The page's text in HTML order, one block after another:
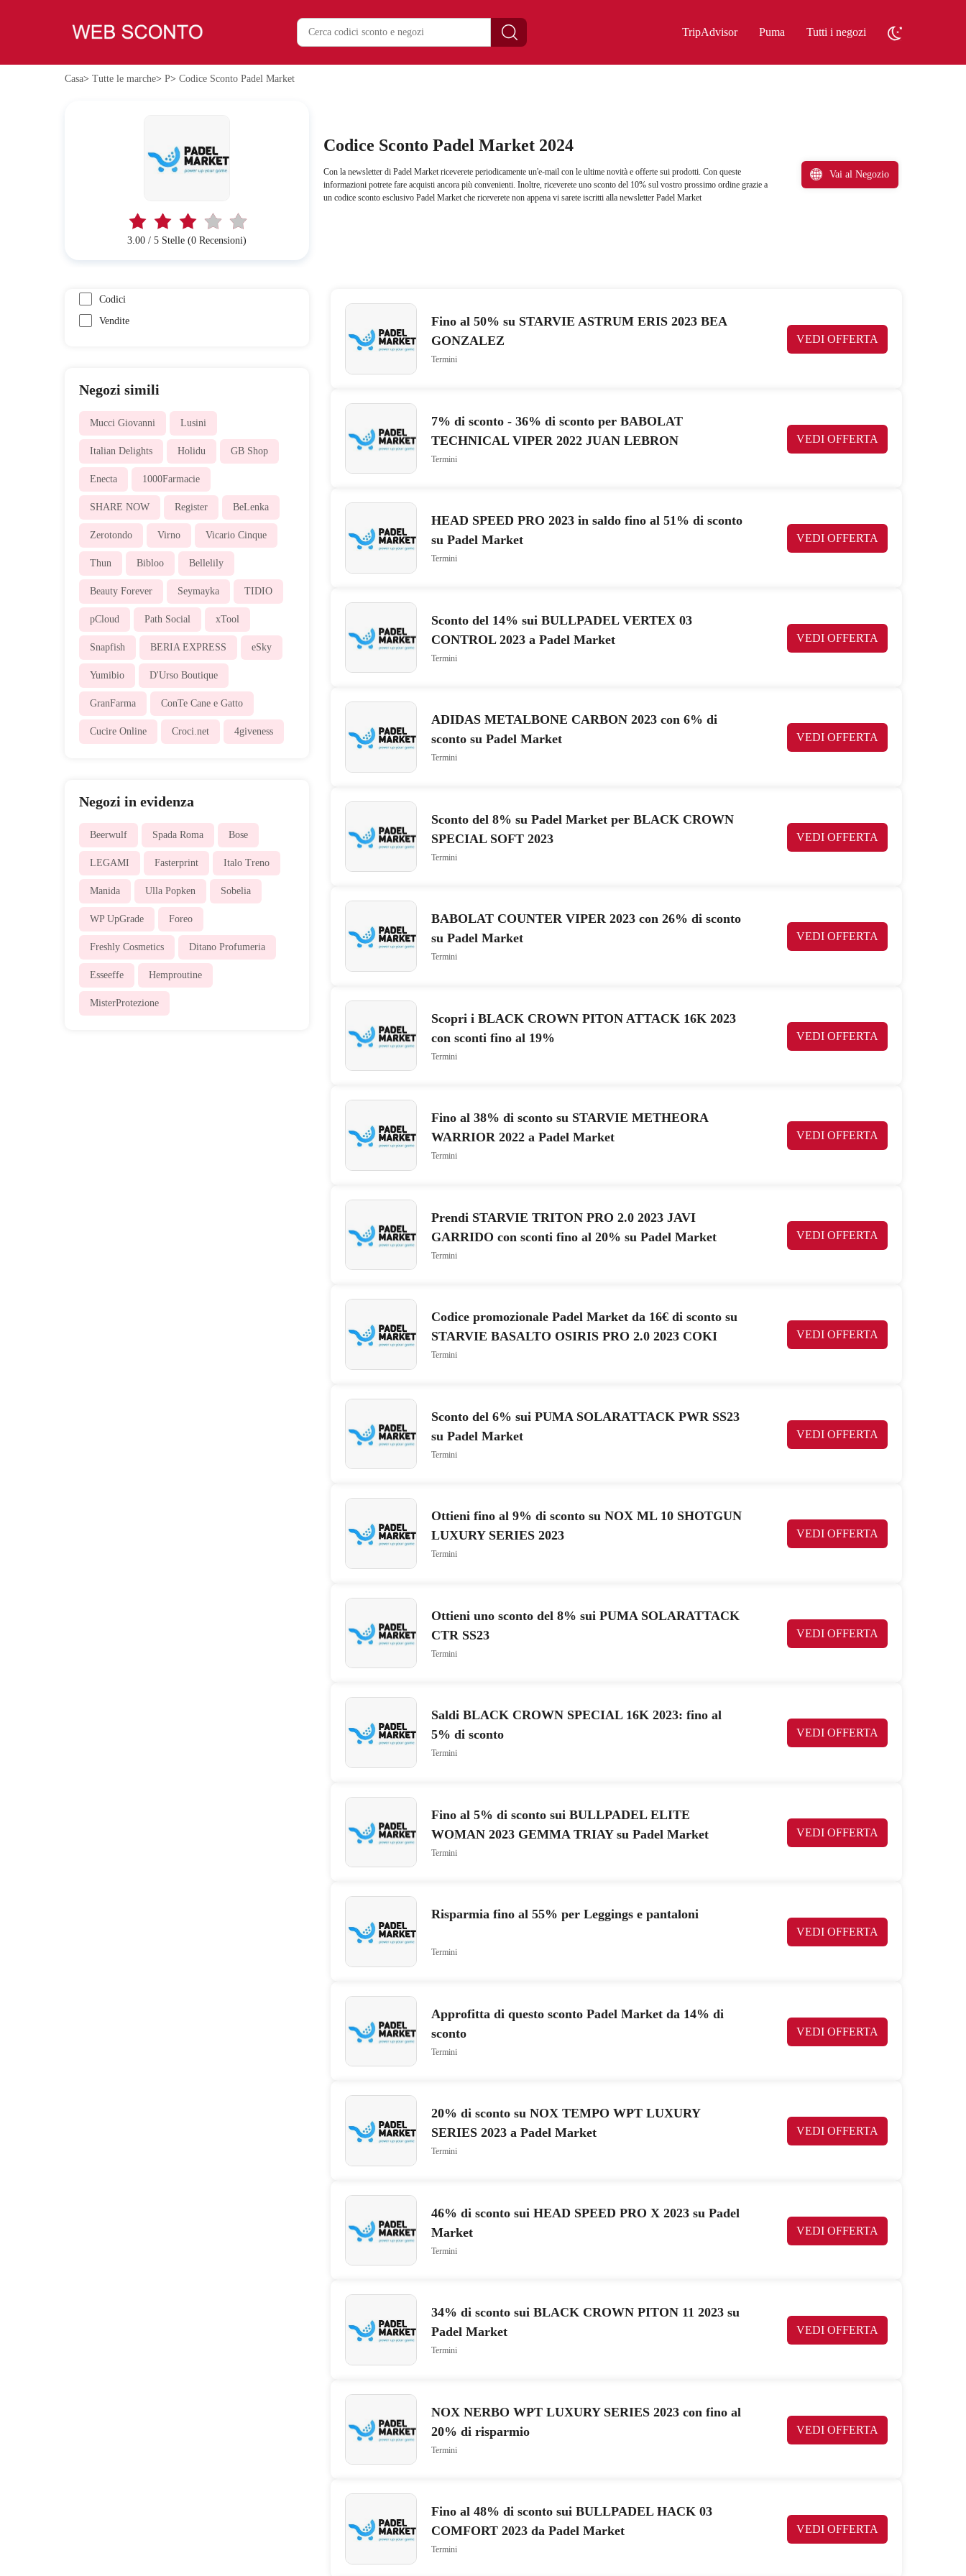
TripAdvisor Puma Tutti i negozi
Casa> Tutte le marche> P> Codice Sconto Padel Market
3.00 / 5 Stelle (0 Recensioni)
Codice Sconto Padel Market 2024
Con la newsletter di Padel Market riceverete periodicamente un'e-mail con le ultime novità e offerte sui prodotti. Con queste
informazioni potrete fare acquisti ancora più convenienti. Inoltre, riceverete uno sconto del 10% sul vostro prossimo ordine grazie a
un codice sconto esclusivo Padel Market che riceverete non appena vi sarete iscritti alla newsletter Padel Market
Vai al Negozio
Codici
Vendite
Negozi simili
Mucci Giovanni Lusini
Italian Delights Holidu GB Shop
Enecta 1000Farmacie
SHARE NOW Register BeLenka
Zerotondo Virno Vicario Cinque
Thun Bibloo Bellelily
Beauty Forever Seymayka TIDIO
pCloud Path Social xTool
Snapfish BERIA EXPRESS eSky
Yumibio D'Urso Boutique
GranFarma ConTe Cane e Gatto
Cucire Online Croci.net 4giveness
Negozi in evidenza
Beerwulf Spada Roma Bose
LEGAMI Fasterprint Italo Treno
Manida Ulla Popken Sobelia
WP UpGrade Foreo
Freshly Cosmetics Ditano Profumeria
Esseeffe Hemproutine
MisterProtezione
Fino al 50% su STARVIE ASTRUM ERIS 2023 BEA
GONZALEZ
VEDI OFFERTA
Termini
7% di sconto - 36% di sconto per BABOLAT
TECHNICAL VIPER 2022 JUAN LEBRON
VEDI OFFERTA
Termini
HEAD SPEED PRO 2023 in saldo fino al 51% di sconto
su Padel Market
VEDI OFFERTA
Termini
Sconto del 14% sui BULLPADEL VERTEX 03
CONTROL 2023 a Padel Market
VEDI OFFERTA
Termini
ADIDAS METALBONE CARBON 2023 con 6% di
sconto su Padel Market
VEDI OFFERTA
Termini
Sconto del 8% su Padel Market per BLACK CROWN
SPECIAL SOFT 2023
VEDI OFFERTA
Termini
BABOLAT COUNTER VIPER 2023 con 26% di sconto
su Padel Market
VEDI OFFERTA
Termini
Scopri i BLACK CROWN PITON ATTACK 16K 2023
con sconti fino al 19%
VEDI OFFERTA
Termini
Fino al 38% di sconto su STARVIE METHEORA
WARRIOR 2022 a Padel Market
VEDI OFFERTA
Termini
Prendi STARVIE TRITON PRO 2.0 2023 JAVI
GARRIDO con sconti fino al 20% su Padel Market
VEDI OFFERTA
Termini
Codice promozionale Padel Market da 16€ di sconto su
STARVIE BASALTO OSIRIS PRO 2.0 2023 COKI
NIETO
VEDI OFFERTA
Termini
Sconto del 6% sui PUMA SOLARATTACK PWR SS23
su Padel Market
VEDI OFFERTA
Termini
Ottieni fino al 9% di sconto su NOX ML 10 SHOTGUN
LUXURY SERIES 2023
VEDI OFFERTA
Termini
Ottieni uno sconto del 8% sui PUMA SOLARATTACK
CTR SS23
VEDI OFFERTA
Termini
Saldi BLACK CROWN SPECIAL 16K 2023: fino al
5% di sconto
VEDI OFFERTA
Termini
Fino al 5% di sconto sui BULLPADEL ELITE
WOMAN 2023 GEMMA TRIAY su Padel Market
VEDI OFFERTA
Termini
Risparmia fino al 55% per Leggings e pantaloni
VEDI OFFERTA
Termini
Approfitta di questo sconto Padel Market da 14% di
sconto
VEDI OFFERTA
Termini
20% di sconto su NOX TEMPO WPT LUXURY
SERIES 2023 a Padel Market
VEDI OFFERTA
Termini
46% di sconto sui HEAD SPEED PRO X 2023 su Padel
Market
VEDI OFFERTA
Termini
34% di sconto sui BLACK CROWN PITON 11 2023 su
Padel Market
VEDI OFFERTA
Termini
NOX NERBO WPT LUXURY SERIES 2023 con fino al
20% di risparmio
VEDI OFFERTA
Termini
Fino al 48% di sconto sui BULLPADEL HACK 03
COMFORT 2023 da Padel Market
VEDI OFFERTA
Termini